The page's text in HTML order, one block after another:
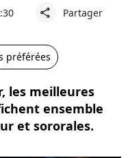
share Partager
préférées
les meilleures
ensemble
et sororales.